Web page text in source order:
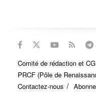
Comité de rédaction et
PRCF (Pôle de
Contactez-nous